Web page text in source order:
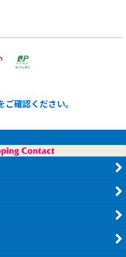
確認ください。